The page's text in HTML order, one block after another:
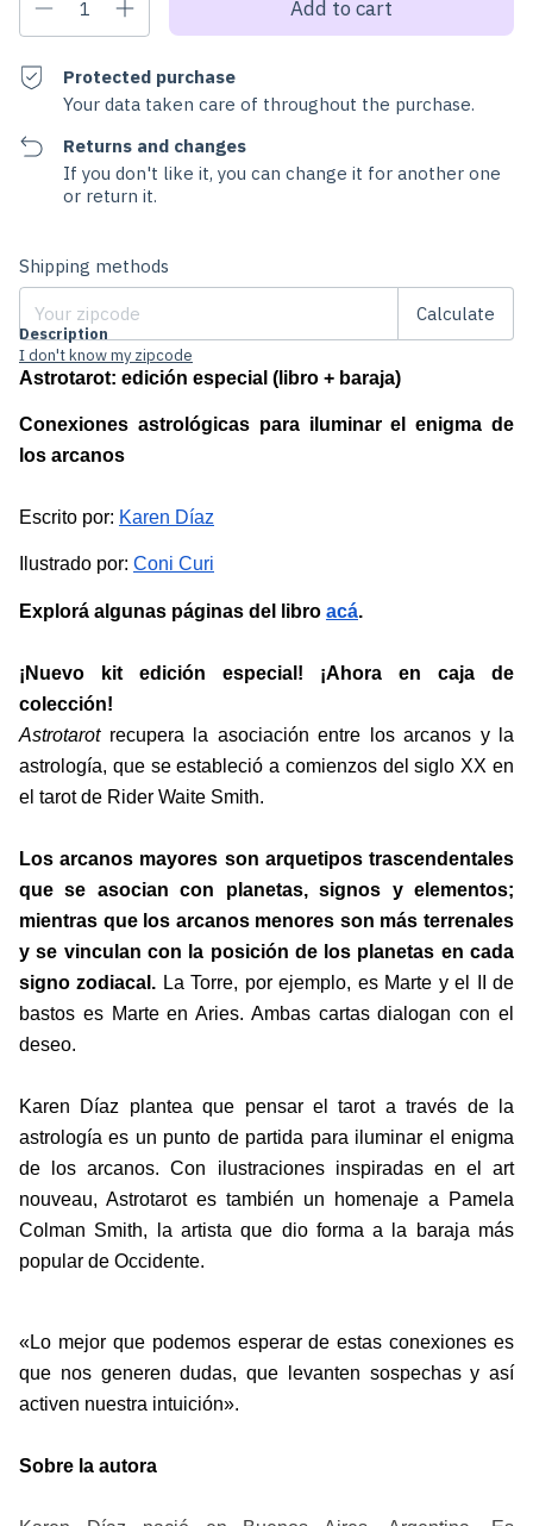
Protected purchase
Your data taken care of throughout the purchase.
Returns and changes
If you don't like it, you can change it for another one
or return it.
Shipping for zipcode:
Shipping methods
Calculate
I don't know my zipcode
Description
Astrotarot: edición especial (libro + baraja)
Conexiones astrológicas para iluminar el enigma de
los arcanos
Escrito por: Karen Díaz
Ilustrado por: Coni Curi
Explorá algunas páginas del libro acá.
¡Nuevo kit edición especial! ¡Ahora en caja de
colección!
Astrotarot recupera la asociación entre los arcanos y la
astrología, que se estableció a comienzos del siglo XX en
el tarot de Rider Waite Smith.
Los arcanos mayores son arquetipos trascendentales
que se asocian con planetas, signos y elementos;
mientras que los arcanos menores son más terrenales
y se vinculan con la posición de los planetas en cada
signo zodiacal. La Torre, por ejemplo, es Marte y el II de
bastos es Marte en Aries. Ambas cartas dialogan con el
deseo.
Karen Díaz plantea que pensar el tarot a través de la
astrología es un punto de partida para iluminar el enigma
de los arcanos. Con ilustraciones inspiradas en el art
nouveau, Astrotarot es también un homenaje a Pamela
Colman Smith, la artista que dio forma a la baraja más
popular de Occidente.
«Lo mejor que podemos esperar de estas conexiones es
que nos generen dudas, que levanten sospechas y así
activen nuestra intuición».
Sobre la autora